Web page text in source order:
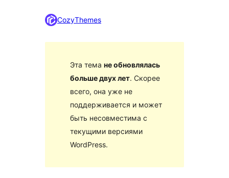
CozyThemes
Эта тема не обновлялась
больше двух лет. Скорее
всего, она уже не
поддерживается и может
быть несовместима с
текущими версиями
WordPress.